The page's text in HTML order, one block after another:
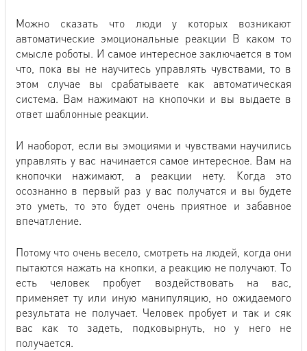
Можно сказать что люди у которых возникают
автоматические эмоциональные реакции В каком то
смысле роботы. И самое интересное заключается в том
что, пока вы не научитесь управлять чувствами, то в
этом случае вы срабатываете как автоматическая
система. Вам нажимают на кнопочки и вы выдаете в
ответ шаблонные реакции.
И наоборот, если вы эмоциями и чувствами научились
управлять у вас начинается самое интересное. Вам на
кнопочки нажимают, а реакции нету. Когда это
осознанно в первый раз у вас получатся и вы будете
это уметь, то это будет очень приятное и забавное
впечатление.
Потому что очень весело, смотреть на людей, когда они
пытаются нажать на кнопки, а реакцию не получают. То
есть человек пробует воздействовать на вас,
применяет ту или иную манипуляцию, но ожидаемого
результата не получает. Человек пробует и так и сяк
вас как то задеть, подковырнуть, но у него не
получается.